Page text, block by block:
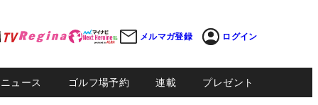
メルマガ登録 ログイン
ュース ゴルフ場予約 連載 プレゼント